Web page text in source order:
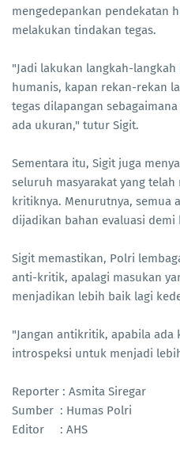
mengedepankan pendekatan
melakukan tindakan tegas.
"Jadi lakukan langkah-
humanis, kapan rekan-rekan
tegas dilapangan
ada ukuran," tutur Sigit.
Sementara itu, Sigit juga
seluruh masyarakat yang
kritiknya. Menurutnya, semua
dijadikan bahan evaluasi
Sigit memastikan, Polri
anti-kritik, apalagi masukan
menjadikan lebih baik lagi
"Jangan antikritik, apabila
introspeksi untuk menjadi
Reporter : Asmita Siregar
Sumber : Humas Polri
Editor : AHS